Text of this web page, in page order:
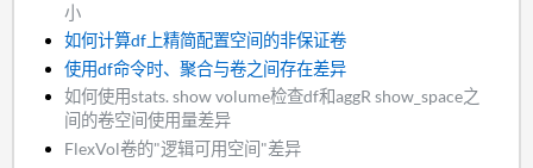
小
如何计算df上精简配置空间的非保证卷
使用df命令时、聚合与卷之间存在差异
如何使用stats. show volume检查df和aggR show_space之
间的卷空间使用量差异
FlexVol卷的"逻辑可用空间"差异